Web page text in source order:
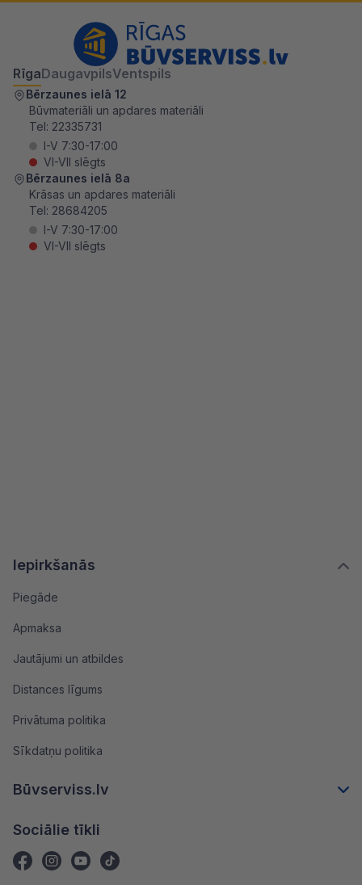
Iepirkšanās
Piegāde
Apmaksa
Jautājumi un atbildes
Distances līgums
Privātuma politika
Sīkdatņu politika
Būvserviss.lv
Sociālie tīkli
RīgaDaugavpilsVentspils
Bērzaunes ielā 12
Būvmateriāli un apdares materiāli
Tel: 22335731
I-V 7:30-17:00
VI-VII slēgts
Bērzaunes ielā 8a
Krāsas un apdares materiāli
Tel: 28684205
I-V 7:30-17:00
VI-VII slēgts